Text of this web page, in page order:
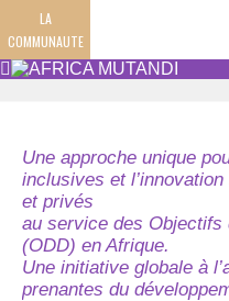
LA
COMMUNAUTE
Une approche unique
inclusives et
et privés
au service des Objectifs
(ODD) en Afrique.
Une initiative globale à
prenantes du